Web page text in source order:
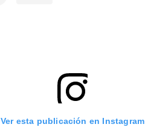
Ver esta publicación en Instagram